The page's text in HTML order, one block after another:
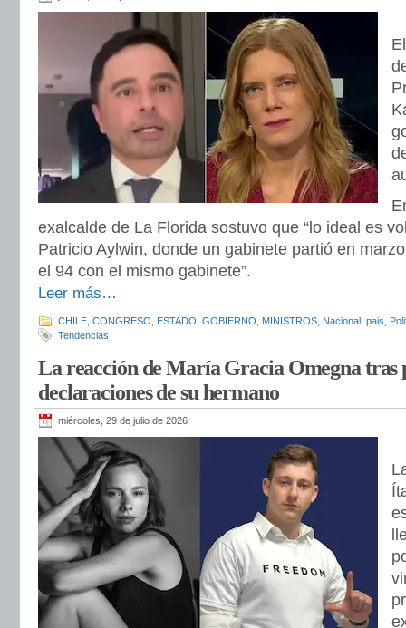
exalcalde de La Florida sostuvo que “lo ideal es
Patricio Aylwin, donde un gabinete partió en
el 94 con el mismo gabinete”.
Leer más…
CHILE CONGRESO ESTADO GOBIERNO MINISTROS Nacional pais
Tendencias
La reacción de María Gracia Omegna tras
declaraciones de su hermano
miércoles, 29 de julio de 2026